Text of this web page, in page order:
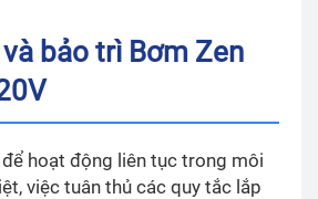
bảo trì Bơm Zen
hoạt động liên tục trong môi
việc tuân thủ các quy tắc lắp